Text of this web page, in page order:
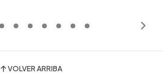
VOLVER ARRIBA